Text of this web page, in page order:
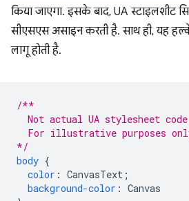
किया जाएगा. इसके बाद, UA स्टाइलशीट
सीएसएस असाइन करती है. साथ ही, यह
लागू होती है.
/**
Not actual UA stylesheet
For illustrative purposes
*/
body {
color : CanvasText ;
background-color : Canvas